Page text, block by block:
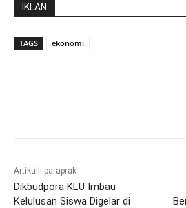
IKLAN
TAGS ekonomi
Artikulli paraprak
Dikbudpora KLU Imbau
Kelulusan Siswa Digelar di